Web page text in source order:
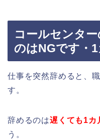
コールセンタ
のはNGです・
仕事を突然辞めると、
す。
辞めるのは遅くても1カ
う。